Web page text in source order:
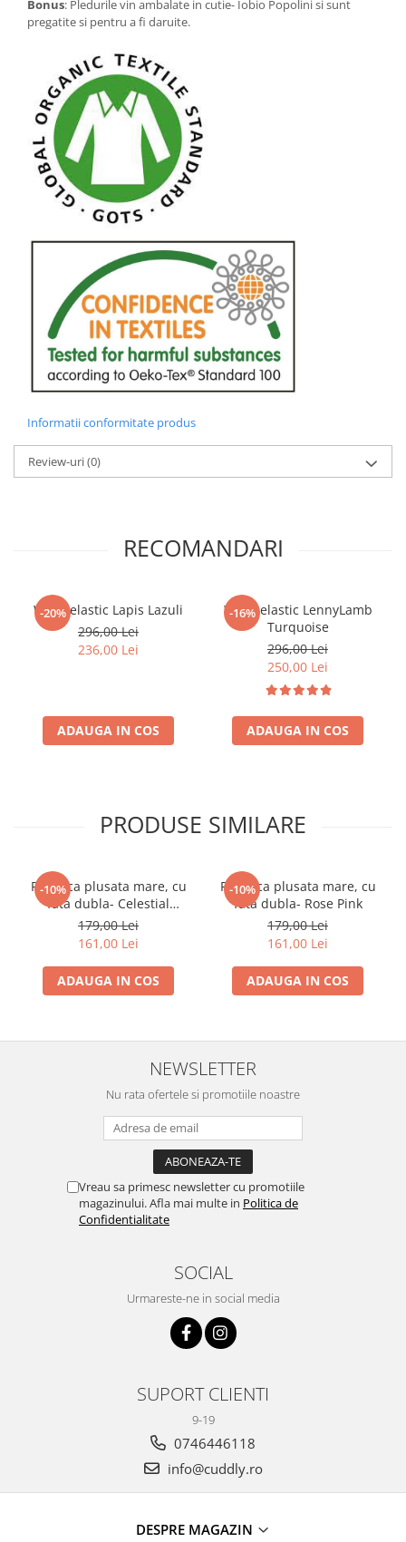
Bonus: Pledurile vin ambalate in cutie- Iobio Popolini si sunt
pregatite si pentru a fi daruite.
Informatii conformitate produs
Review-uri(0)
RECOMANDARI
-20%
Wrap elastic Lapis Lazuli
296,00 Lei
236,00 Lei
ADAUGA IN COS
-16%
Wrap elastic LennyLamb
Turquoise
296,00 Lei
250,00 Lei
ADAUGA IN COS
PRODUSE SIMILARE
-10%
Paturica plusata mare, cu
fata dubla- Celestial
Blue/White
179,00 Lei
161,00 Lei
ADAUGA IN COS
-10%
Paturica plusata mare, cu
fata dubla- Rose Pink
179,00 Lei
161,00 Lei
ADAUGA IN COS
NEWSLETTER
Nu rata ofertele si promotiile noastre
Vreau sa primesc newsletter cu promotiile
magazinului. Afla mai multe in Politica de
Confidentialitate
SOCIAL
Urmareste-ne in social media
SUPORT CLIENTI
9-19
0746446118
info@cuddly.ro
DESPRE MAGAZIN